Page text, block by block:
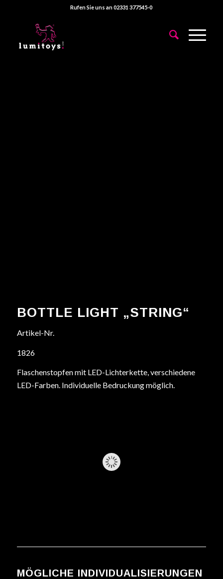
Rufen Sie uns an 02331 377545-0
BOTTLE LIGHT „STRING“
Artikel-Nr.
1826
Flaschenstopfen mit LED-Lichterkette, verschiedene
LED-Farben. Individuelle Bedruckung möglich.
MÖGLICHE INDIVIDUALISIERUNGEN